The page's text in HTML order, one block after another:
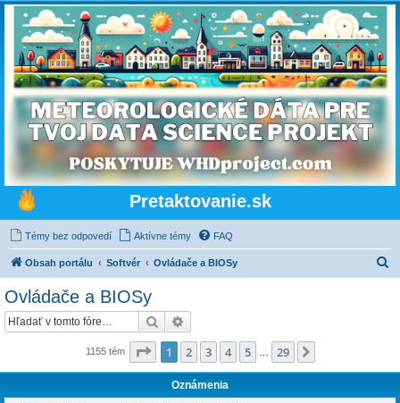
Pretaktovanie.sk
Témy bez odpovedí Aktívne témy FAQ
Obsah portálu Softvér Ovládače a BIOSy
Ovládače a BIOSy
Hľadať
1155 tém Strana1 z29
1 2 3 4 5 29
Oznámenia